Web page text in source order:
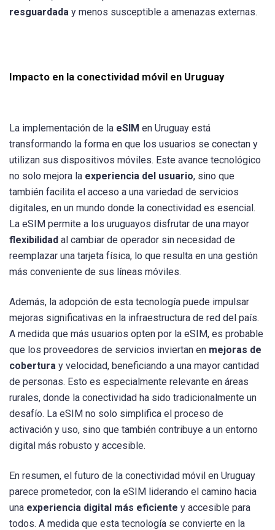
resguardada y menos susceptible a amenazas externas.
Impacto en la conectividad móvil en Uruguay
La implementación de la eSIM en Uruguay está
transformando la forma en que los usuarios se conectan y
utilizan sus dispositivos móviles. Este avance tecnológico
no solo mejora la experiencia del usuario, sino que
también facilita el acceso a una variedad de servicios
digitales, en un mundo donde la conectividad es esencial.
La eSIM permite a los uruguayos disfrutar de una mayor
flexibilidad al cambiar de operador sin necesidad de
reemplazar una tarjeta física, lo que resulta en una gestión
más conveniente de sus líneas móviles.
Además, la adopción de esta tecnología puede impulsar
mejoras significativas en la infraestructura de red del país.
A medida que más usuarios opten por la eSIM, es probable
que los proveedores de servicios inviertan en mejoras de
cobertura y velocidad, beneficiando a una mayor cantidad
de personas. Esto es especialmente relevante en áreas
rurales, donde la conectividad ha sido tradicionalmente un
desafío. La eSIM no solo simplifica el proceso de
activación y uso, sino que también contribuye a un entorno
digital más robusto y accesible.
En resumen, el futuro de la conectividad móvil en Uruguay
parece prometedor, con la eSIM liderando el camino hacia
una experiencia digital más eficiente y accesible para
todos. A medida que esta tecnología se convierte en la